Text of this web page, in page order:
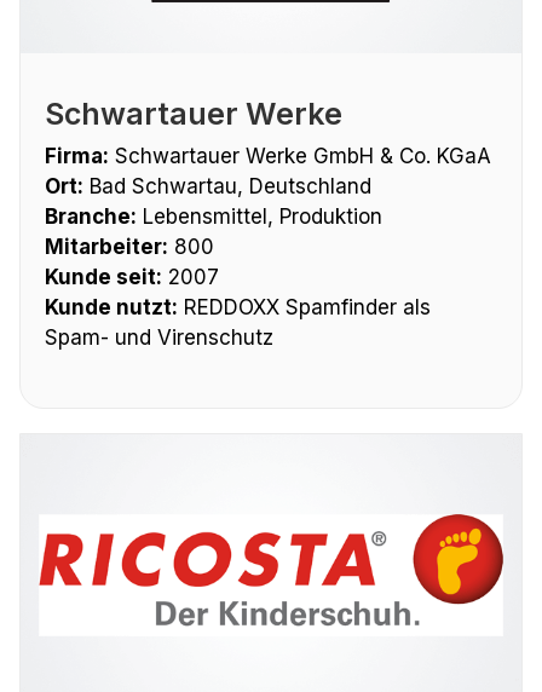
Schwartauer Werke
Firma: Schwartauer Werke GmbH & Co. KGaA
Ort: Bad Schwartau, Deutschland
Branche: Lebensmittel, Produktion
Mitarbeiter: 800
Kunde seit: 2007
Kunde nutzt: REDDOXX Spamfinder als
Spam- und Virenschutz